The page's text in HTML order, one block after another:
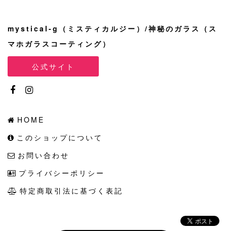
mystical-g（ミスティカルジー）/神秘のガラス（ス
マホガラスコーティング）
公式サイト
HOME
このショップについて
お問い合わせ
プライバシーポリシー
特定商取引法に基づく表記